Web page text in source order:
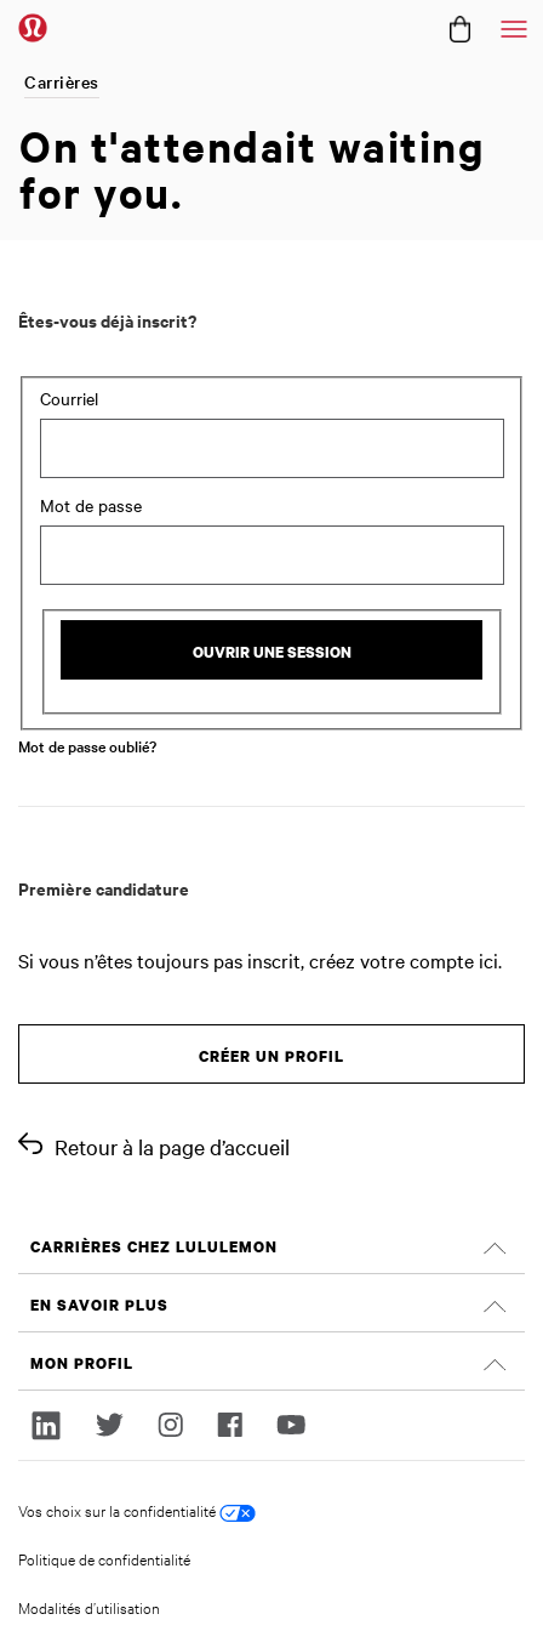
Carrières
On t'attendait waiting
for you.
Êtes-vous déjà inscrit?
Connexion : utilisateur et mot de passe
Courriel
Mot de passe
OUVRIR UNE SESSION
Mot de passe oublié?
Première candidature
Si vous n’êtes toujours pas inscrit, créez votre compte ici.
CRÉER UN PROFIL
Retour à la page d’accueil
CARRIÈRES CHEZ LULULEMON
Rechercher des emplois
EN SAVOIR PLUS
Durabilité et effet social
lululemon.com
MON PROFIL
Ouvrir une session
Vos choix sur la confidentialité
Politique de confidentialité
Modalités d’utilisation